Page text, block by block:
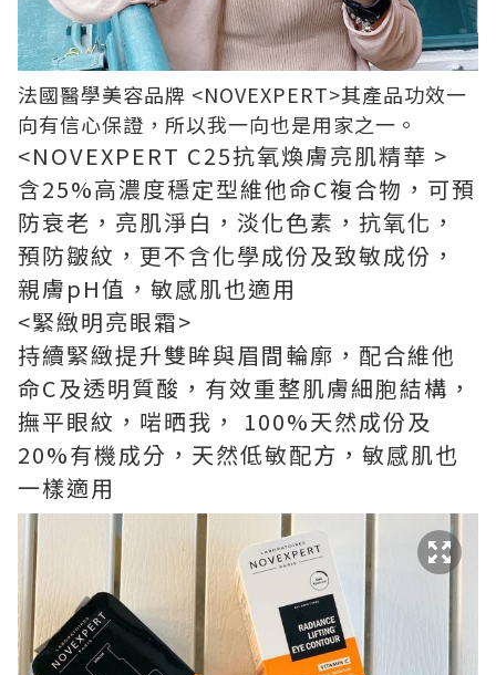
法國醫學美容品牌 <NOVEXPERT>其產品功效一
向有信心保證 ，所以我一向也是用家之一 。
<NOVEXPERT C25抗氧煥膚亮肌精華 >
含25%高濃度穩定型維他命C複合物，可預
防衰老，亮肌淨白，淡化色素，抗氧化，
預防皺紋，更不含化學成份及致敏成份，
親膚pH值，敏感肌也適用
<緊緻明亮眼霜>
持續緊緻提升雙眸與眉間輪廓，配合維他
命C及透明質酸，有效重整肌膚細胞結構，
撫平眼紋，啱晒我，
100%天然成份及
20%有機成分，天然低敏配方，敏感肌也
一樣適用